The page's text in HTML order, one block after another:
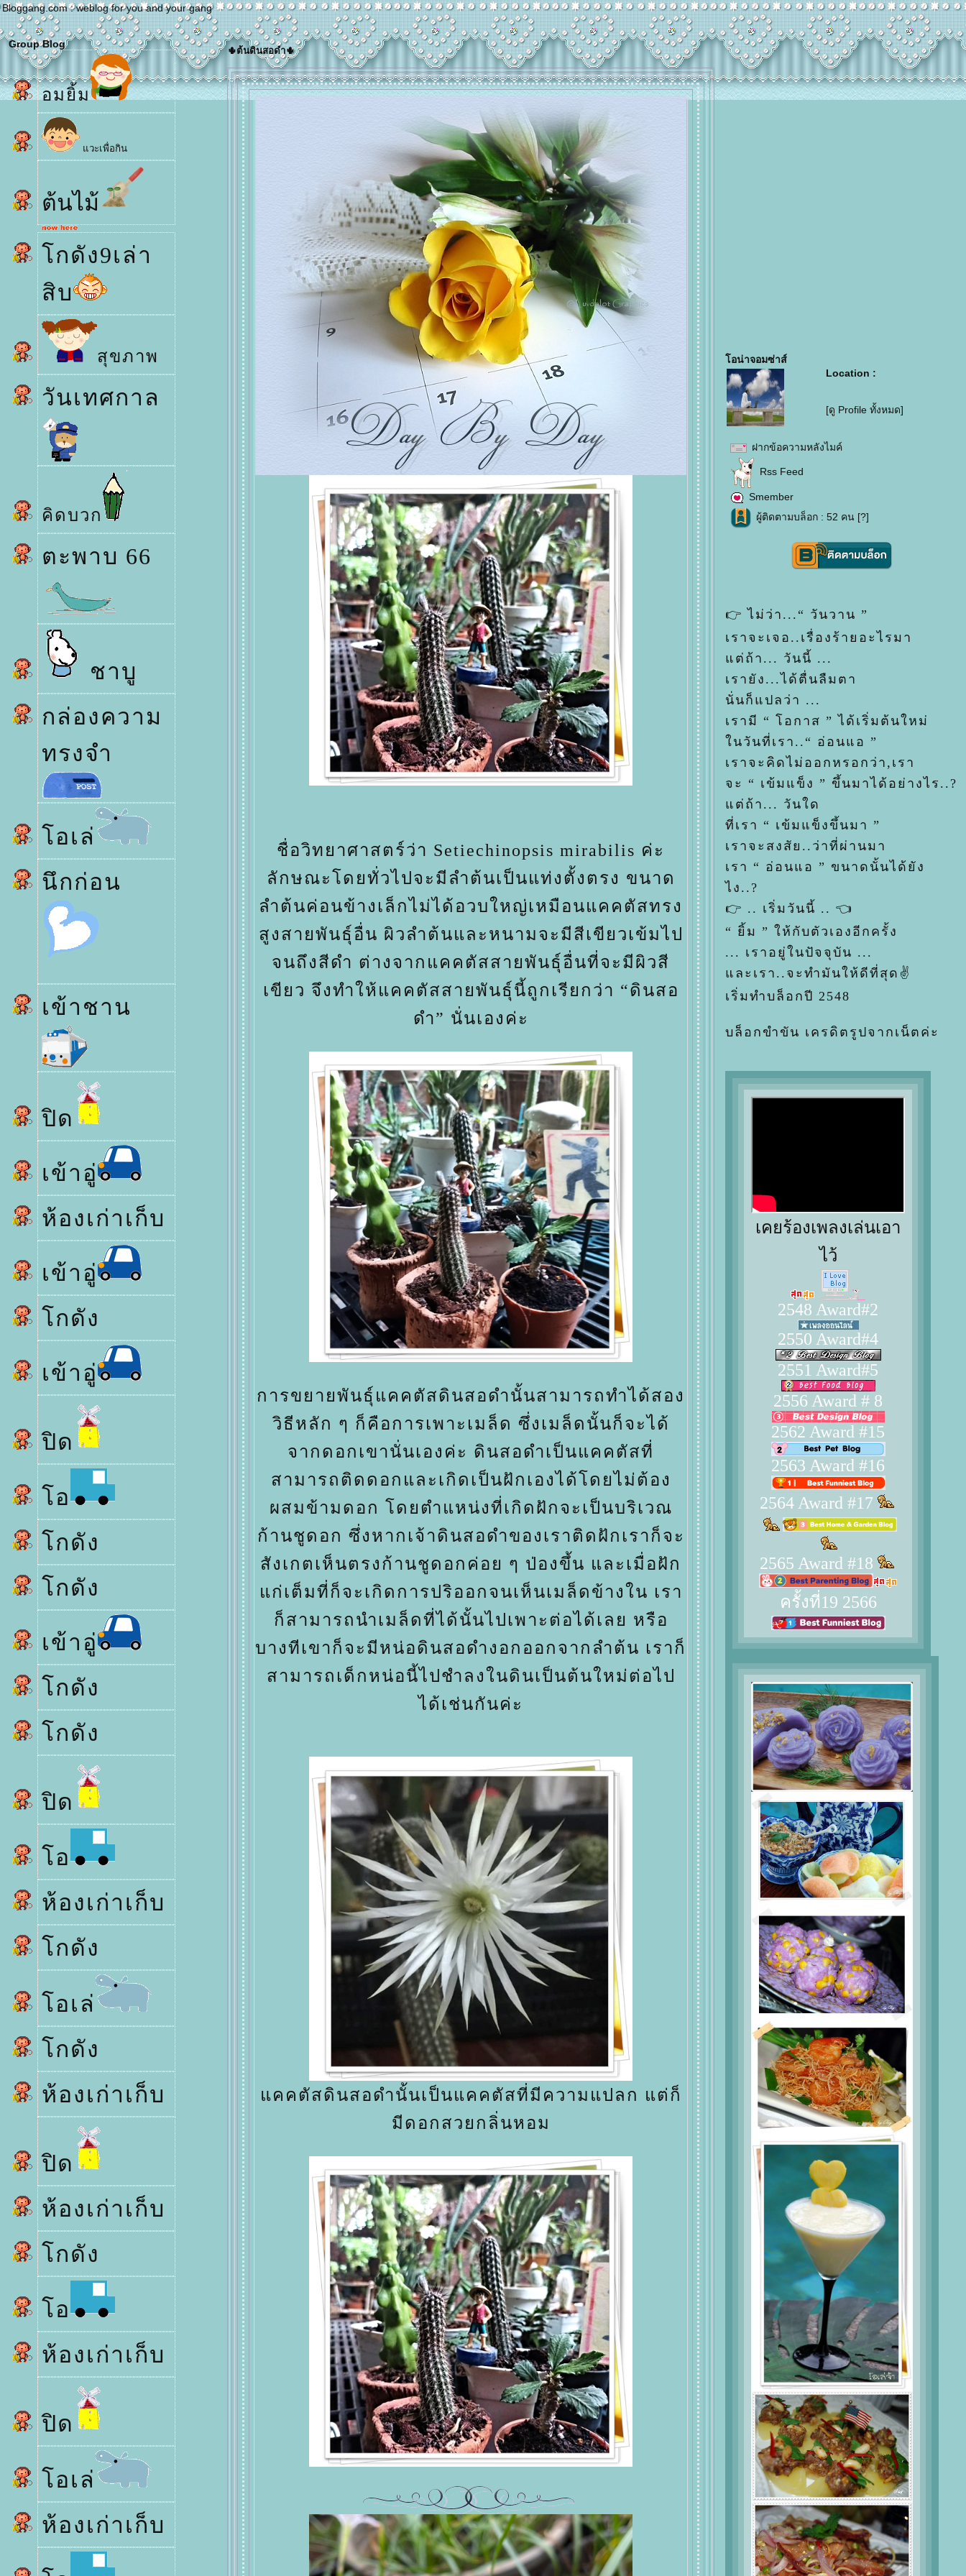
Bloggang.com : weblog for you and your gang
Group Blog
อมยิ้ม
วะเพื่อกิน
ต้นไม้
กดัง9เล่า
สิบ
สุขภาพ
วันเทศกาล
คิดบวก
ตะพาบ 66
ชาบู
กล่องความ
ทรงจำ
อเล่
นึกก่อน
เข้าชาน
ปิด
เข้าอู่
ห้องเก่าเก็บ
เข้าอู่
กดัง
เข้าอู่
ปิด
อ
กดัง
กดัง
เข้าอู่
กดัง
กดัง
ปิด
อ
ห้องเก่าเก็บ
กดัง
อเล่
กดัง
ห้องเก่าเก็บ
ปิด
ห้องเก่าเก็บ
กดัง
อ
ห้องเก่าเก็บ
ปิด
อเล่
ห้องเก่าเก็บ
🌵ต้นดินสอดำ🌵
ชื่อวิทยาศาสตร์ว่า Setiechinopsis mirabilis ค่ะ
ลักษณะโดยทั่วไปจะมีลำต้นเป็นแท่งตั้งตรง ขนาด
ลำต้นค่อนข้างเล็กไม่ได้อวบใหญ่เหมือนแคคตัสทรง
สูงสายพันธุ์อื่น ผิวลำต้นและหนามจะมีสีเขียวเข้มไป
จนถึงสีดำ ต่างจากแคคตัสสายพันธุ์อื่นที่จะมีผิวสี
เขียว จึงทำให้แคคตัสสายพันธุ์นี้ถูกเรียกว่า “ดินสอ
ดำ” นั่นเองค่ะ
การขยายพันธุ์แคคตัสดินสอดำนั้นสามารถทำได้สอง
วิธีหลัก ๆ ก็คือการเพาะเมล็ด ซึ่งเมล็ดนั้นก็จะได้
จากดอกเขานั่นเองค่ะ ดินสอดำเป็นแคคตัสที่
สามารถติดดอกและเกิดเป็นฝักเองได้โดยไม่ต้อง
ผสมข้ามดอก โดยตำแหน่งที่เกิดฝักจะเป็นบริเวณ
ก้านชูดอก ซึ่งหากเจ้าดินสอดำของเราติดฝักเราก็จะ
สังเกตเห็นตรงก้านชูดอกค่อย ๆ ป่องขึ้น และเมื่อฝัก
ก่เต็มที่ก็จะเกิดการปริออกจนเห็นเมล็ดข้างใน เรา
ก็สามารถนำเมล็ดที่ได้นั้นไปเพาะต่อได้เลย หรือ
บางทีเขาก็จะมีหน่อดินสอดำงอกออกจากลำต้น เราก็
สามารถเด็กหน่อนี้ไปชำลงในดินเป็นต้นใหม่ต่อไป
ได้เช่นกันค่ะ
คคตัสดินสอดำนั้นเป็นแคคตัสที่มีความแปลก แต่ก็
มีดอกสวยกลิ่นหอม
อน่าจอมซ่าส์
Location :
[ดู Profile ทั้งหมด]
ฝากข้อความหลังไมค์
Rss Feed
Smember
ผู้ติดตามบล็อก : 52 คน [?]
👉 ไม่ว่า...“ วันวาน ”
เราจะเจอ..เรื่องร้ายอะไรมา
ต่ถ้า... วันนี้ ...
เรายัง...ได้ตื่นลืมตา
นั่นก็แปลว่า ...
เรามี “ โอกาส ” ได้เริ่มต้นใหม่
นวันที่เรา..“ อ่อนแอ ”
เราจะคิดไม่ออกหรอกว่า,เรา
จะ “ เข้มแข็ง ” ขึ้นมาได้อย่างไร..?
ต่ถ้า... วันใด
ที่เรา “ เข้มแข็งขึ้นมา ”
เราจะสงสัย..ว่าที่ผ่านมา
เรา “ อ่อนแอ ” ขนาดนั้นได้ยัง
ไง..?
👉 .. เริ่มวันนี้ .. 👈
“ ยิ้ม ” ให้กับตัวเองอีกครั้ง
... เราอยู่ในปัจจุบัน ...
ละเรา..จะทำมันให้ดีที่สุด✌
เริ่มทำบล็อกปี 2548
บล็อกขำขัน เครดิตรูปจากเน็ตค่ะ
เคยร้องเพลงเล่นเอา
ไว้
2548 Award#2
2550 Award#4
2551 Award#5
2556 Award # 8
2562 Award #15
2563 Award #16
2564 Award #17
2565 Award #18
ครั้งที่19 2566